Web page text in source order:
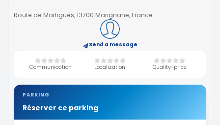
Route de Martigues, 13700 Marignane, France
Send a message
Communication Localization Quality-price
PARKING
Réserver ce parking